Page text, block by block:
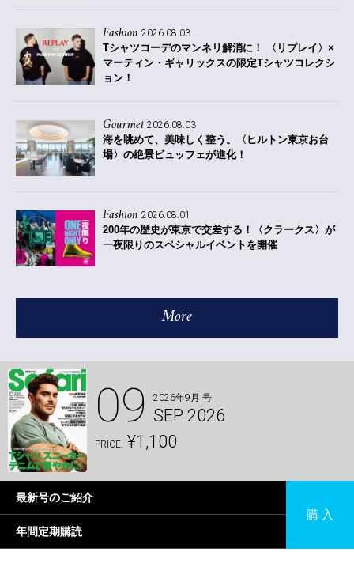
Fashion 2026.08.03
Tシャツコーデのマンネリ解消に！ 〈リプレイ〉×
マーティン・ギャリックスの限定Tシャツコレクシ
ョン！
Gourmet 2026.08.03
海を眺めて、美味しく整う。〈ヒルトン東京お台
場〉の絶景ビュッフェが進化！
Fashion 2026.08.01
200年の歴史が東京で交差する！〈クラークス〉が
一夜限りのスペシャルイベントを開催
More
09 2026年9月 号
SEP 2026
PRICE. ¥1,100
最新号のご紹介
年間定期購読
購 入